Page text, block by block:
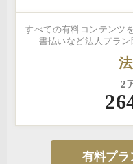
すべての有料コンテンツ
書払いなど法人プラン
2
有料プラ